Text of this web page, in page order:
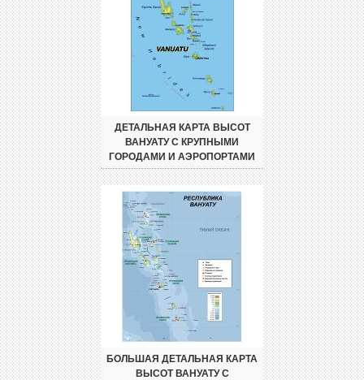
ДЕТАЛЬНАЯ КАРТА ВЫСОТ
ВАНУАТУ С КРУПНЫМИ
ГОРОДАМИ И АЭРОПОРТАМИ
БОЛЬШАЯ ДЕТАЛЬНАЯ КАРТА
ВЫСОТ ВАНУАТУ С